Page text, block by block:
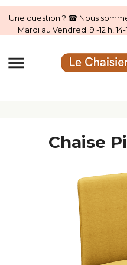
Une question ? ☎ Nous
Mardi au Vendredi 9 -12 h, 14-
menu
Chaise